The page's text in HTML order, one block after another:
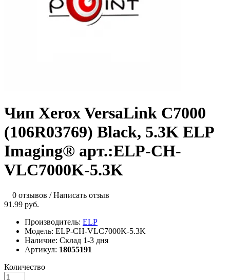
Чип Xerox VersaLink C7000
(106R03769) Black, 5.3K ELP
Imaging® арт.:ELP-CH-
VLC7000K-5.3K
0 отзывов /Написать отзыв
91.99 руб.
Производитель: ELP
Модель: ELP-CH-VLC7000K-5.3K
Наличие: Склад 1-3 дня
Артикул: 18055191
Количество